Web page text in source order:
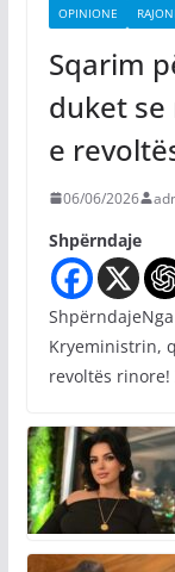
OPINIONE RAJONI
Sqarim
duket
e
06/06/2026
Shpërndaje
ShpërndajeNga
Kryeministrin,
revoltës